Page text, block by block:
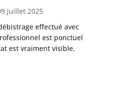
juillet 2025
effectué avec
est ponctuel
est vraiment visible.